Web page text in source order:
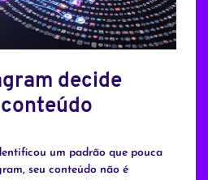
decide
um padrão que pouca
seu conteúdo não é